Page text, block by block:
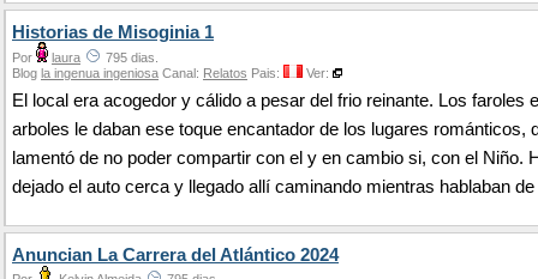
Historias de Misoginia 1
Por laura
795 dias.
Blog la ingenua ingeniosa Canal: Relatos Pais: Ver:
El local era acogedor y cálido a pesar del frio reinante. Los faroles
arboles le daban ese toque encantador de los lugares románticos,
lamentó de no poder compartir con el y en cambio si, con el Niño.
dejado el auto cerca y llegado allí caminando mientras hablaban
Anuncian La Carrera del Atlántico 2024